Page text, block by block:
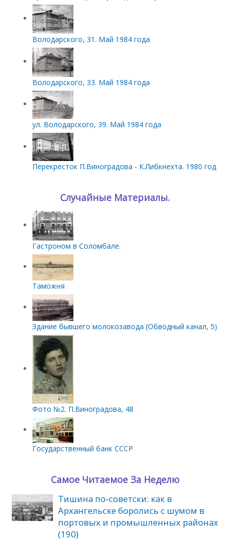
Володарского, 31. Май 1984 года
Володарского, 33. Май 1984 года
ул. Володарского, 39. Май 1984 года
Перекресток П.Виноградова - К.Либкнехта. 1980 год
Случайные Материалы.
Гастроном в Соломбале.
Таможня
Здание бывшего молокозавода (Обводный канал, 5)
Фото №2. П.Виноградова, 48
Государственный банк СССР
Самое Читаемое За Неделю
Тишина по‑советски: как в
Архангельске боролись с шумом в
портовых и промышленных районах
(190)